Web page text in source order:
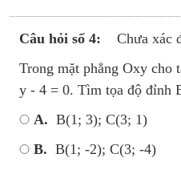
Câu hỏi số 4:
Chưa xác
Trong mặt phẳng Oxy
y - 4 = 0. Tìm tọa độ đỉnh
A. B(1; 3); C(3; 1)
B. B(1; -2); C(3; -4)